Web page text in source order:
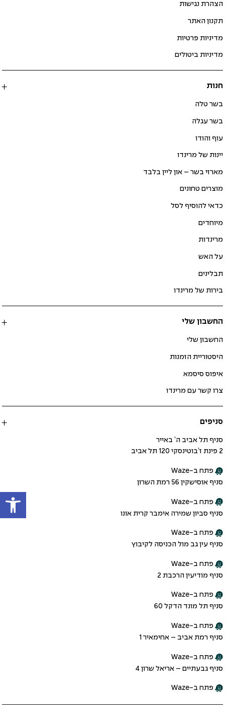
הצהרת נגישות
תקנון האתר
מדיניות פרטיות
מדיניות ביטולים
חנות
בשר טלה
בשר עגלה
עוף והודו
יינות של מרינדו
מארזי בשר – און ליין בלבד
מוצרים טחונים
כדאי להוסיף לסל
מיוחדים
מרינדות
על האש
תבלינים
בירות של מרינדו
החשבון שלי
החשבון שלי
היסטוריית הזמנות
איפוס סיסמא
צרו קשר עם מרינדו
סניפים
סניף תל אביב ה’ באייר
2 פינת ז’בוטינסקי 120 תל אביב
פתח ב-Waze
סניף אוסישקין 56 רמת השרון
פתח ב-Waze
סניף סביון שמירה אימבר קרית אונו
פתח ב-Waze
סניף עין גב מול הכניסה לקיבוץ
פתח ב-Waze
סניף מודיעין הרכבת 2
פתח ב-Waze
סניף תל מונד הדקל 60
פתח ב-Waze
סניף רמת אביב – אחימאיר 1
פתח ב-Waze
סניף גבעתיים – אריאל שרון 4
פתח ב-Waze